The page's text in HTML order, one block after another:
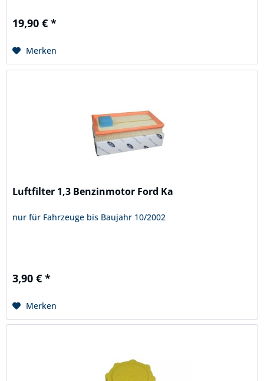
19,90 € *
Merken
Luftfilter 1,3 Benzinmotor Ford Ka
nur für Fahrzeuge bis Baujahr 10/2002
3,90 € *
Merken